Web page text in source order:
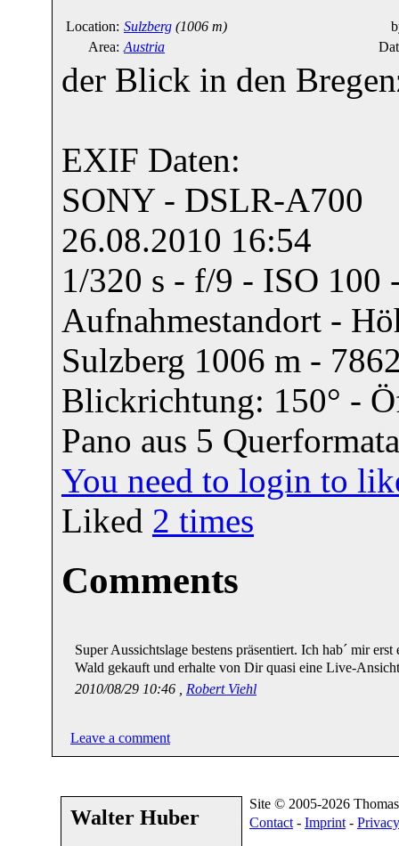
Location: Sulzberg (1006 m)
Area: Austria
der Blick in den
EXIF Daten:
SONY - DSLR-A700
26.08.2010 16:54
1/320 s - f/9 - ISO 100
Aufnahmestandort -
Sulzberg 1006 m -
Blickrichtung: 150° -
Pano aus 5
You need to login to
Liked 2 times
Comments
Super Aussichtslage bestens präsentiert. Ich hab´ mir
Wald gekauft und erhalte von Dir quasi eine Live-
2010/08/29 10:46 , Robert Viehl
Leave a comment
Walter Huber
Site © 2005-2026
Contact - Imprint -